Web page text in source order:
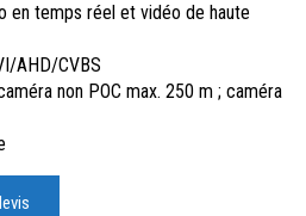
en temps réel et vidéo de haute
AHD/CVBS
non POC max. 250 m ; caméra